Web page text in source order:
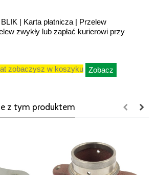
| Karta płatnicza | Przelew
zwykły lub zapłać kurierowi przy
zobaczysz w koszyku Zobacz
z tym produktem